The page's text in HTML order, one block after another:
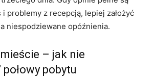
i problemy z recepcją, lepiej założyć
niespodziewane opóźnienia.
– jak nie
połowy pobytu